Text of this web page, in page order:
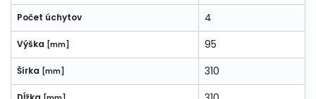
Počet úchytov 4
Výška [mm] 95
Šírka [mm] 310